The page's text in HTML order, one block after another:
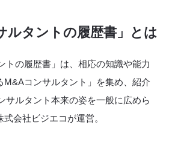
ルタントの履歴書」とは
トの履歴書」は、相応の知識や能力
M&Aコンサルタント」を集め、紹介
サルタント本来の姿を一般に広めら
会社ビジエコが運営。